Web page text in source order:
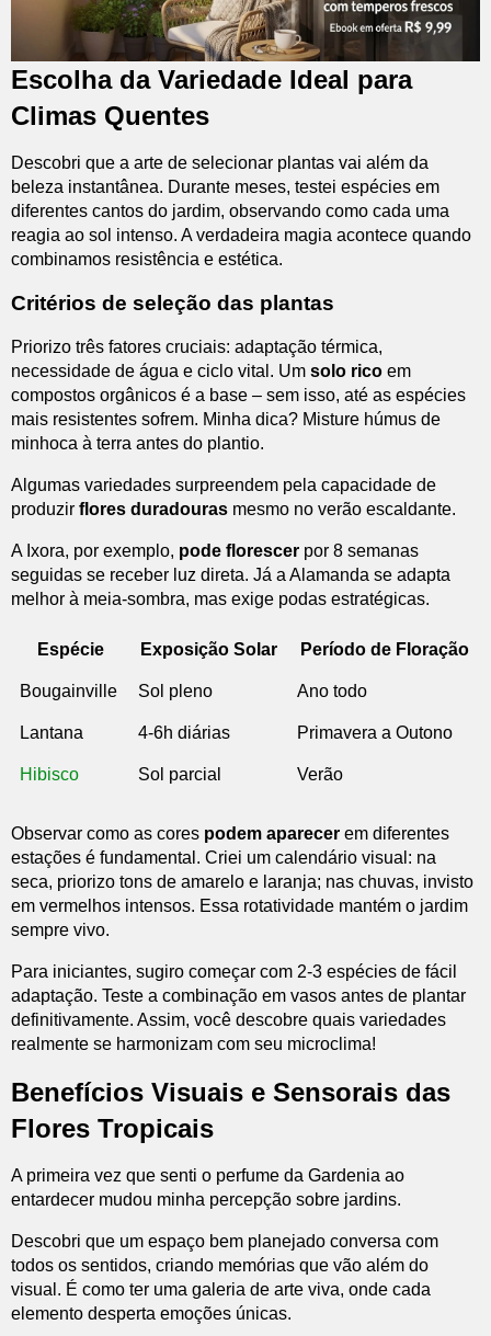
Escolha da Variedade Ideal para
Climas Quentes
Descobri que a arte de selecionar plantas vai além da
beleza instantânea. Durante meses, testei espécies em
diferentes cantos do jardim, observando como cada uma
reagia ao sol intenso. A verdadeira magia acontece quando
combinamos resistência e estética.
Critérios de seleção das plantas
Priorizo três fatores cruciais: adaptação térmica,
necessidade de água e ciclo vital. Um solo rico em
compostos orgânicos é a base – sem isso, até as espécies
mais resistentes sofrem. Minha dica? Misture húmus de
minhoca à terra antes do plantio.
Algumas variedades surpreendem pela capacidade de
produzir flores duradouras mesmo no verão escaldante.
A Ixora, por exemplo, pode florescer por 8 semanas
seguidas se receber luz direta. Já a Alamanda se adapta
melhor à meia-sombra, mas exige podas estratégicas.
Espécie Exposição Solar Período de Floração
Bougainville Sol pleno Ano todo
Lantana 4-6h diárias Primavera a Outono
Hibisco Sol parcial Verão
Observar como as cores podem aparecer em diferentes
estações é fundamental. Criei um calendário visual: na
seca, priorizo tons de amarelo e laranja; nas chuvas, invisto
em vermelhos intensos. Essa rotatividade mantém o jardim
sempre vivo.
Para iniciantes, sugiro começar com 2-3 espécies de fácil
adaptação. Teste a combinação em vasos antes de plantar
definitivamente. Assim, você descobre quais variedades
realmente se harmonizam com seu microclima!
Benefícios Visuais e Sensorais das
Flores Tropicais
A primeira vez que senti o perfume da Gardenia ao
entardecer mudou minha percepção sobre jardins.
Descobri que um espaço bem planejado conversa com
todos os sentidos, criando memórias que vão além do
visual. É como ter uma galeria de arte viva, onde cada
elemento desperta emoções únicas.